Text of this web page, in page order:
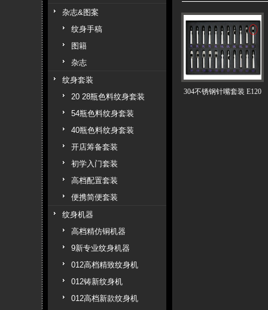
杂志&图案
纹身手稿
图籍
杂志
纹身套装
20 28瓶色料纹身套装
54瓶色料纹身套装
40瓶色料纹身套装
开店筹备套装
初学入门套装
高档配置套装
便携简便套装
纹身机器
高档精仿铜机器
9新专业纹身机器
012高档精致纹身机
012铸新纹身机
012高档新款纹身机
304不锈钢针嘴套装 E120